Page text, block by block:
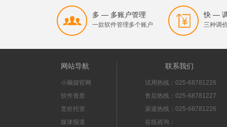
多 — 多账户管理
一款软件管理多个账户
快 —
三种调
网站导航
小脑袋官网
软件资质
竞价托管
媒体报道
联系我们
试用热线：025-68781226
售后热线：025-68781227
渠道热线：025-68781226
在线咨询：